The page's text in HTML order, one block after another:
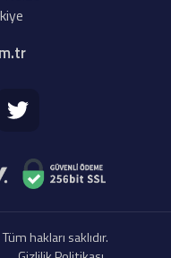
hakları saklıdır.